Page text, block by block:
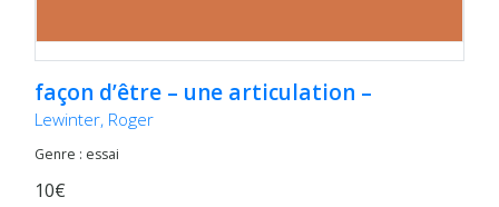
façon d’être – une articulation –
Lewinter, Roger
Genre : essai
10€